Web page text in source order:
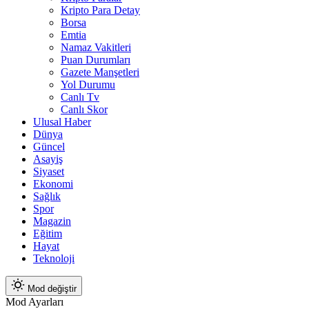
Kripto Para Detay
Borsa
Emtia
Namaz Vakitleri
Puan Durumları
Gazete Manşetleri
Yol Durumu
Canlı Tv
Canlı Skor
Ulusal Haber
Dünya
Güncel
Asayiş
Siyaset
Ekonomi
Sağlık
Spor
Magazin
Eğitim
Hayat
Teknoloji
Mod değiştir
Mod Ayarları